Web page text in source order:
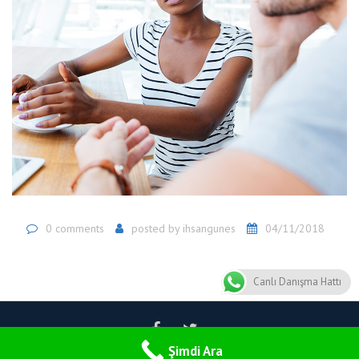
0 comments posted by ihsangunes 04/11/2018
Eko Denetim | © 2018 Tüm Hakları Saklıdır.
Canlı Danışma Hattı
Şimdi Ara